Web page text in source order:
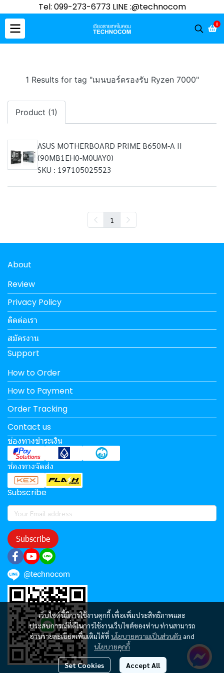
Tel: 099-273-6773 LINE :@technocom
0
1 Results for tag "เมนบอร์ดรองรับ Ryzen 7000"
Product (1)
ASUS MOTHERBOARD PRIME B650M-A II
(90MB1EH0-M0UAY0)
SKU : 197105025523
1
เว็บไซต์นี้มีการใช้งานคุกกี้ เพื่อเพิ่มประสิทธิภาพและ
ประสบการณ์ที่ดีในการใช้งานเว็บไซต์ของท่าน ท่านสามารถ
อ่านรายละเอียดเพิ่มเติมได้ที่ นโยบายความเป็นส่วนตัว and
นโยบายคุกกี้
Set Cookies Accept All
About
Review
Privacy Policy
ติดต่อเรา
สมัครงาน
Support
How to Order
How to Payment
Order Tracking
Contact us
ช่องทางชำระเงิน
ช่องทางจัดส่ง
Subscribe
Subscribe
@technocom